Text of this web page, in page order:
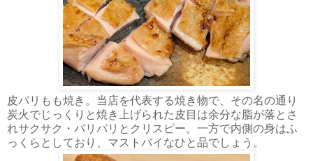
皮パリもも焼き。当店を代表する焼き物で、その名の通り
炭火でじっくりと焼き上げられた皮目は余分な脂が落とさ
れサクサク・パリパリとクリスピー。一方で内側の身はふ
っくらとしており、マストバイなひと品でしょう。